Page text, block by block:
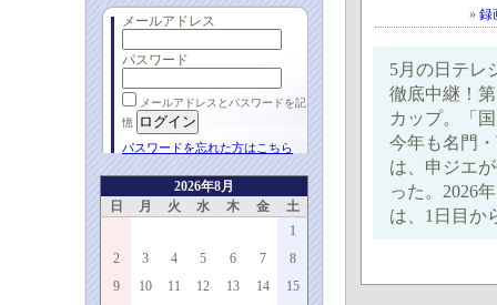
メールアドレス
パスワード
メールアドレスとパスワードを記
憶
パスワードを忘れた方はこちら
2026年8月
日
月 火 水 木 金
土
1
2
3 4 5 6 7
8
9
10 11 12 13 14
15
» 録
5月の日テレ
徹底中継！
カップ。「
今年も名門
は、申ジエ
った。2026
は、1日目か